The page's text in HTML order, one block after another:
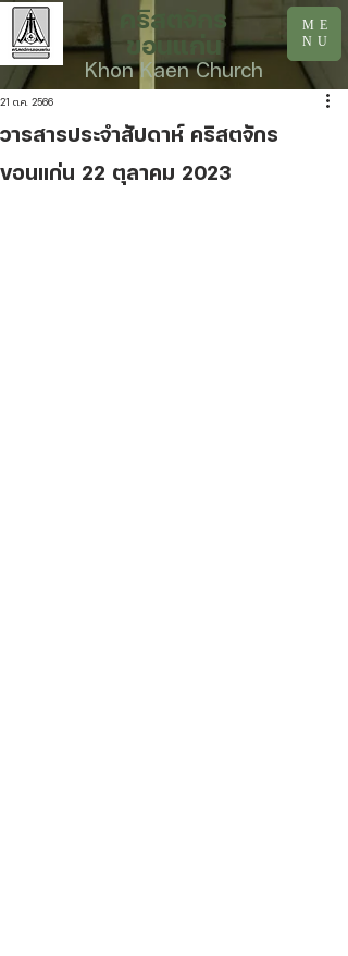
ME
NU
คริสตจักร
ขอนแก่น
Khon Kaen Church
วารสารประจำสัปดาห์ คริสตจักร
ขอนแก่น 22 ตุลาคม 2023
21 ต.ค. 2566